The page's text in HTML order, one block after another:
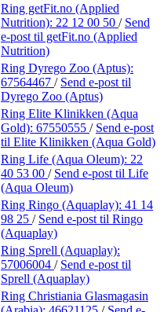
Ring getFit.no (Applied
Nutrition): 22 12 00 50 / Send
e-post til getFit.no (Applied
Nutrition)
Ring Dyrego Zoo (Aptus):
67564467 / Send e-post til
Dyrego Zoo (Aptus)
Ring Elite Klinikken (Aqua
Gold): 67550555 / Send e-post
til Elite Klinikken (Aqua Gold)
Ring Life (Aqua Oleum): 22
40 53 00 / Send e-post til Life
(Aqua Oleum)
Ring Ringo (Aquaplay): 41 14
98 25 / Send e-post til Ringo
(Aquaplay)
Ring Sprell (Aquaplay):
57006004 / Send e-post til
Sprell (Aquaplay)
Ring Christiania Glasmagasin